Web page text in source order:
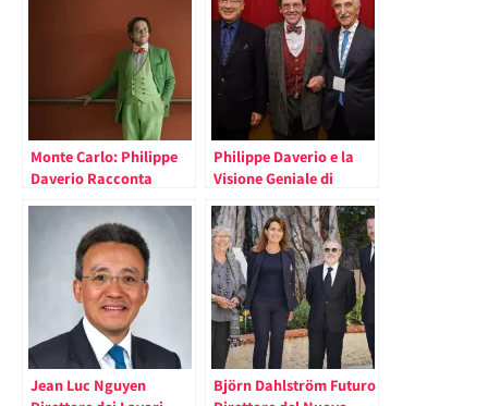
Monte Carlo: Philippe
Daverio Racconta
Philippe Daverio e la
Visione Geniale di
Jean Luc Nguyen
Björn Dahlström Futuro